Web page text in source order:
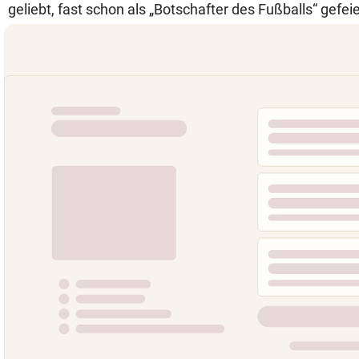
geliebt, fast schon als „Botschafter des Fußballs“